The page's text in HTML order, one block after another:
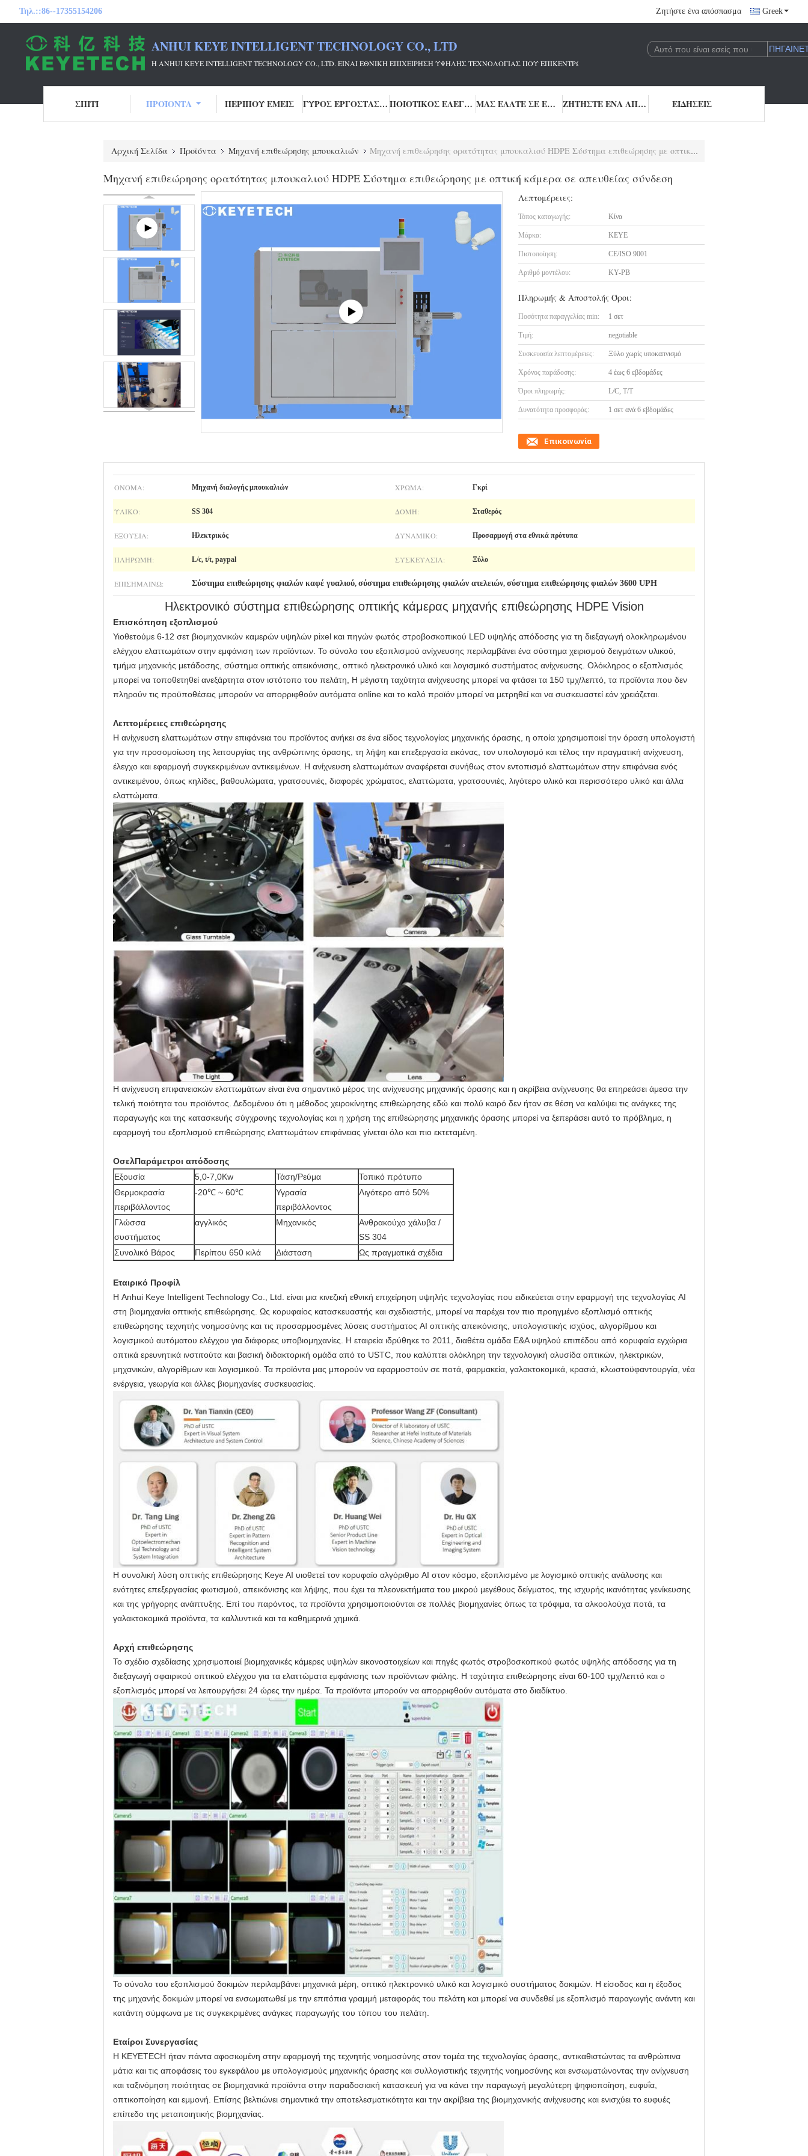
Τηλ.::86--17355154206 Ζητήστε ένα απόσπασμα Greek
ANHUI KEYE INTELLIGENT TECHNOLOGY CO., LTD
Η ANHUI KEYE INTELLIGENT TECHNOLOGY CO., LTD. ΕΊΝΑΙ ΕΘΝΙΚΉ ΕΠΙΧΕΊΡΗΣΗ ΥΨΗΛΉΣ ΤΕΧΝΟΛΟΓΊΑΣ ΠΟΥ ΕΠΙΚΕΝΤΡΏΝΕΤΑΙ ΣΤΗΝ ΈΡΕΥΝΑ ΚΑΙ ΑΝΆΠΤΥΞΗ ΚΑΙ ΤΗΝ
ΣΠΊΤΙ ΠΡΟΪΌΝΤΑ ΠΕΡΊΠΟΥ ΕΜΕΊΣ ΓΎΡΟΣ ΕΡΓΟΣΤΑΣΊΩΝ ΠΟΙΟΤΙΚΌΣ ΈΛΕΓΧΟΣ ΜΑΣ ΕΛΆΤΕ ΣΕ ΕΠΑΦΉ ΜΕ ΖΗΤΉΣΤΕ ΈΝΑ ΑΠΌΣΠΑΣΜΑ ΕΙΔΉΣΕΙΣ
Αρχική Σελίδα Προϊόντα Μηχανή επιθεώρησης μπουκαλιών Μηχανή επιθεώρησης ορατότητας μπουκαλιού HDPE Σύστημα επιθεώρησης με οπτική κάμερα σε απευθείας σύνδεση
Μηχανή επιθεώρησης ορατότητας μπουκαλιού HDPE Σύστημα επιθεώρησης με οπτική κάμερα σε απευθείας σύνδεση
Λεπτομέρειες:
Τόπος καταγωγής: Κίνα
Μάρκα: KEYE
Πιστοποίηση: CE/ISO 9001
Αριθμό μοντέλου: KY-PB
Πληρωμής & Αποστολής Όροι:
Ποσότητα παραγγελίας min: 1 σετ
Τιμή: negotiable
Συσκευασία λεπτομέρειες: Ξύλο χωρίς υποκαπνισμό
Χρόνος παράδοσης: 4 έως 6 εβδομάδες
Όροι πληρωμής: L/C, T/T
Δυνατότητα προσφοράς: 1 σετ ανά 6 εβδομάδες
Επικοινωνία
ΟΝΟΜΑ: Μηχανή διαλογής μπουκαλιών ΧΡΏΜΑ: Γκρί
ΥΛΙΚΌ: SS 304 ΔΟΜΉ: Σταθερός
ΕΞΟΥΣΊΑ: Ηλεκτρικός ΔΥΝΑΜΙΚΌ: Προσαρμογή στα εθνικά πρότυπα
ΠΛΗΡΩΜΉ: L/c, t/t, paypal ΣΥΣΚΕΥΑΣΊΑ: Ξύλο
ΕΠΙΣΗΜΑΊΝΩ: Σύστημα επιθεώρησης φιαλών καφέ γυαλιού, σύστημα επιθεώρησης φιαλών ατελειών, σύστημα επιθεώρησης φιαλών 3600 UPH
Ηλεκτρονικό σύστημα επιθεώρησης οπτικής κάμερας μηχανής επιθεώρησης HDPE Vision
Επισκόπηση εξοπλισμού
Υιοθετούμε 6-12 σετ βιομηχανικών καμερών υψηλών pixel και πηγών φωτός στροβοσκοπικού LED υψηλής απόδοσης για τη διεξαγωγή ολοκληρωμένου
ελέγχου ελαττωμάτων στην εμφάνιση των προϊόντων. Το σύνολο του εξοπλισμού ανίχνευσης περιλαμβάνει ένα σύστημα χειρισμού δειγμάτων υλικού,
τμήμα μηχανικής μετάδοσης, σύστημα οπτικής απεικόνισης, οπτικό ηλεκτρονικό υλικό και λογισμικό συστήματος ανίχνευσης. Ολόκληρος ο εξοπλισμός
μπορεί να τοποθετηθεί ανεξάρτητα στον ιστότοπο του πελάτη, Η μέγιστη ταχύτητα ανίχνευσης μπορεί να φτάσει τα 150 τμχ/λεπτό, τα προϊόντα που δεν
πληρούν τις προϋποθέσεις μπορούν να απορριφθούν αυτόματα online και το καλό προϊόν μπορεί να μετρηθεί και να συσκευαστεί εάν χρειάζεται.
Λεπτομέρειες επιθεώρησης
Η ανίχνευση ελαττωμάτων στην επιφάνεια του προϊόντος ανήκει σε ένα είδος τεχνολογίας μηχανικής όρασης, η οποία χρησιμοποιεί την όραση υπολογιστή
για την προσομοίωση της λειτουργίας της ανθρώπινης όρασης, τη λήψη και επεξεργασία εικόνας, τον υπολογισμό και τέλος την πραγματική ανίχνευση,
έλεγχο και εφαρμογή συγκεκριμένων αντικειμένων. Η ανίχνευση ελαττωμάτων αναφέρεται συνήθως στον εντοπισμό ελαττωμάτων στην επιφάνεια ενός
αντικειμένου, όπως κηλίδες, βαθουλώματα, γρατσουνιές, διαφορές χρώματος, ελαττώματα, γρατσουνιές, λιγότερο υλικό και περισσότερο υλικό και άλλα
ελαττώματα.
Η ανίχνευση επιφανειακών ελαττωμάτων είναι ένα σημαντικό μέρος της ανίχνευσης μηχανικής όρασης και η ακρίβεια ανίχνευσης θα επηρεάσει άμεσα την
τελική ποιότητα του προϊόντος. Δεδομένου ότι η μέθοδος χειροκίνητης επιθεώρησης εδώ και πολύ καιρό δεν ήταν σε θέση να καλύψει τις ανάγκες της
παραγωγής και της κατασκευής σύγχρονης τεχνολογίας και η χρήση της επιθεώρησης μηχανικής όρασης μπορεί να ξεπεράσει αυτό το πρόβλημα, η
εφαρμογή του εξοπλισμού επιθεώρησης ελαττωμάτων επιφάνειας γίνεται όλο και πιο εκτεταμένη.
ΟσελΠαράμετροι απόδοσης
Εξουσία
5,0-7,0Kw Τάση/Ρεύμα
Τοπικό πρότυπο
Θερμοκρασία
περιβάλλοντος
-20℃ ~ 60℃
Υγρασία
περιβάλλοντος
Λιγότερο από 50%
Γλώσσα
συστήματος
αγγλικός Μηχανικός
Ανθρακούχο χάλυβα /
SS 304
Συνολικό Βάρος
Περίπου 650 κιλά Διάσταση Ως πραγματικά σχέδια
Εταιρικό Προφίλ
Η Anhui Keye Intelligent Technology Co., Ltd. είναι μια κινεζική εθνική επιχείρηση υψηλής τεχνολογίας που ειδικεύεται στην εφαρμογή της τεχνολογίας AI
στη βιομηχανία οπτικής επιθεώρησης. Ως κορυφαίος κατασκευαστής και σχεδιαστής, μπορεί να παρέχει τον πιο προηγμένο εξοπλισμό οπτικής
επιθεώρησης τεχνητής νοημοσύνης και τις προσαρμοσμένες λύσεις συστήματος AI οπτικής απεικόνισης, υπολογιστικής ισχύος, αλγορίθμου και
λογισμικού αυτόματου ελέγχου για διάφορες υποβιομηχανίες. Η εταιρεία ιδρύθηκε το 2011, διαθέτει ομάδα Ε&Α υψηλού επιπέδου από κορυφαία εγχώρια
οπτικά ερευνητικά ινστιτούτα και βασική διδακτορική ομάδα από το USTC, που καλύπτει ολόκληρη την τεχνολογική αλυσίδα οπτικών, ηλεκτρικών,
μηχανικών, αλγορίθμων και λογισμικού. Τα προϊόντα μας μπορούν να εφαρμοστούν σε ποτά, φαρμακεία, γαλακτοκομικά, κρασιά, κλωστοϋφαντουργία, νέα
ενέργεια, γεωργία και άλλες βιομηχανίες συσκευασίας.
Η συνολική λύση οπτικής επιθεώρησης Keye AI υιοθετεί τον κορυφαίο αλγόριθμο AI στον κόσμο, εξοπλισμένο με λογισμικό οπτικής ανάλυσης και
ενότητες επεξεργασίας φωτισμού, απεικόνισης και λήψης, που έχει τα πλεονεκτήματα του μικρού μεγέθους δείγματος, της ισχυρής ικανότητας γενίκευσης
και της γρήγορης ανάπτυξης. Επί του παρόντος, τα προϊόντα χρησιμοποιούνται σε πολλές βιομηχανίες όπως τα τρόφιμα, τα αλκοολούχα ποτά, τα
γαλακτοκομικά προϊόντα, τα καλλυντικά και τα καθημερινά χημικά.
Αρχή επιθεώρησης
Το σχέδιο σχεδίασης χρησιμοποιεί βιομηχανικές κάμερες υψηλών εικονοστοιχείων και πηγές φωτός στροβοσκοπικού φωτός υψηλής απόδοσης για τη
διεξαγωγή σφαιρικού οπτικού ελέγχου για τα ελαττώματα εμφάνισης των προϊόντων φιάλης. Η ταχύτητα επιθεώρησης είναι 60-100 τμχ/λεπτό και ο
εξοπλισμός μπορεί να λειτουργήσει 24 ώρες την ημέρα. Τα προϊόντα μπορούν να απορριφθούν αυτόματα στο διαδίκτυο.
Το σύνολο του εξοπλισμού δοκιμών περιλαμβάνει μηχανικά μέρη, οπτικό ηλεκτρονικό υλικό και λογισμικό συστήματος δοκιμών. Η είσοδος και η έξοδος
της μηχανής δοκιμών μπορεί να ενσωματωθεί με την επιτόπια γραμμή μεταφοράς του πελάτη και μπορεί να συνδεθεί με εξοπλισμό παραγωγής ανάντη και
κατάντη σύμφωνα με τις συγκεκριμένες ανάγκες παραγωγής του τόπου του πελάτη.
Εταίροι Συνεργασίας
Η KEYETECH ήταν πάντα αφοσιωμένη στην εφαρμογή της τεχνητής νοημοσύνης στον τομέα της τεχνολογίας όρασης, αντικαθιστώντας τα ανθρώπινα
μάτια και τις αποφάσεις του εγκεφάλου με υπολογισμούς μηχανικής όρασης και συλλογιστικής τεχνητής νοημοσύνης και ενσωματώνοντας την ανίχνευση
και ταξινόμηση ποιότητας σε βιομηχανικά προϊόντα στην παραδοσιακή κατασκευή για να κάνει την παραγωγή μεγαλύτερη ψηφιοποίηση, ευφυΐα,
οπτικοποίηση και εμμονή. Επίσης βελτιώνει σημαντικά την αποτελεσματικότητα και την ακρίβεια της βιομηχανικής ανίχνευσης και ενισχύει το ευφυές
επίπεδο της μεταποιητικής βιομηχανίας.